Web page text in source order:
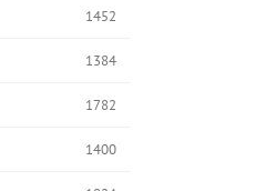
1452
1384
1782
1400